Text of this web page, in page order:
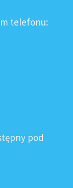
telefonu:
pod